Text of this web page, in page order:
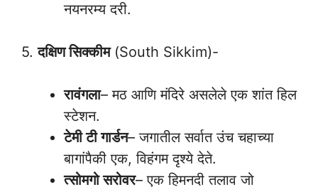
नयनरम्य दरी.
5.दक्षिण सिक्कीम(South Sikkim)-
रावंगला– मठ आणि मंदिरे असलेले एक शांत हिल
स्टेशन.
टेमी टी गार्डन– जगातील सर्वात उंच चहाच्या
बागांपैकी एक, विहंगम दृश्ये देते.
त्सोमगो सरोवर– एक हिमनदी तलाव जो